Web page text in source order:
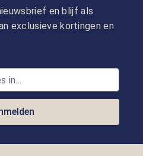
en blijf als
exclusieve kortingen en